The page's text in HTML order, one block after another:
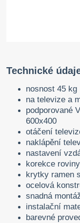
Technické
nosnost 45 kg
na televize a
podporované
600x400
otáčení
naklápění
nastavení
korekce
krytky ramen
ocelová
snadná
instalační
barevné